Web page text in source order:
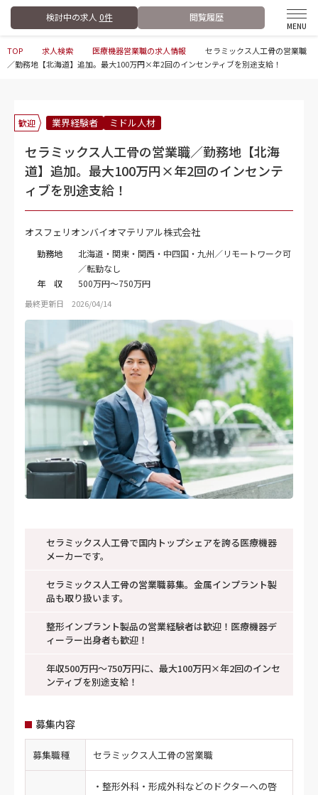
検討中の求人 0件 閲覧履歴
TOP 求人検索 医療機器営業職の求人情報
セラミックス人工骨の営業職
／勤務地【北海道】追加。最大100万円×年2回のインセンティブを別途支給！
歓迎 業界経験者 ミドル人材
セラミックス人工骨の営業職／勤務地【北海
道】追加。最大100万円×年2回のインセンテ
ィブを別途支給！
オスフェリオンバイオマテリアル株式会社
勤務地
北海道・関東・関西・中四国・九州／リモートワーク可
／転勤なし
年 収
500万円～750万円
最終更新日 2026/04/14
セラミックス人工骨で国内トップシェアを誇る医療機器
メーカーです。
セラミックス人工骨の営業職募集。金属インプラント製
品も取り扱います。
整形インプラント製品の営業経験者は歓迎！医療機器デ
ィーラー出身者も歓迎！
年収500万円～750万円に、最大100万円×年2回のインセ
ンティブを別途支給！
募集内容
募集職種 セラミックス人工骨の営業職
・整形外科・形成外科などのドクターへの啓